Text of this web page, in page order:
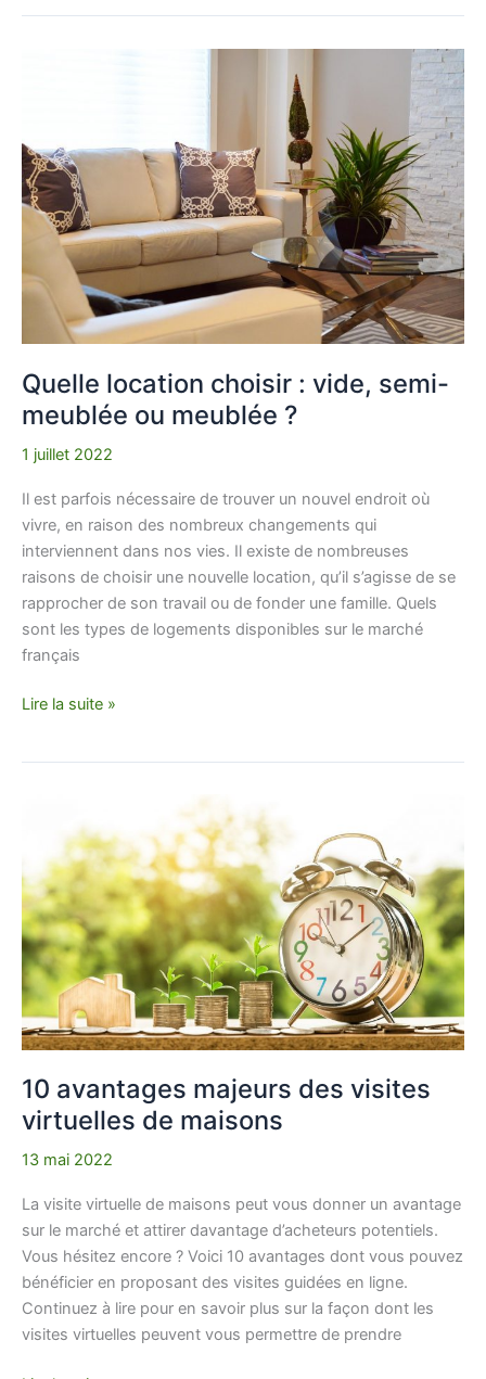
Quelle location choisir : vide, semi-
meublée ou meublée ?
1 juillet 2022
Il est parfois nécessaire de trouver un nouvel endroit où
vivre, en raison des nombreux changements qui
interviennent dans nos vies. Il existe de nombreuses
raisons de choisir une nouvelle location, qu’il s’agisse de se
rapprocher de son travail ou de fonder une famille. Quels
sont les types de logements disponibles sur le marché
français
vide,
semi-
meublée
meublée
?
Lire la suite »
10 avantages majeurs des visites
virtuelles de maisons
13 mai 2022
La visite virtuelle de maisons peut vous donner un avantage
sur le marché et attirer davantage d’acheteurs potentiels.
Vous hésitez encore ? Voici 10 avantages dont vous pouvez
bénéficier en proposant des visites guidées en ligne.
Continuez à lire pour en savoir plus sur la façon dont les
visites virtuelles peuvent vous permettre de prendre
avantages
majeurs
des
visites
virtuelles
de
maisons